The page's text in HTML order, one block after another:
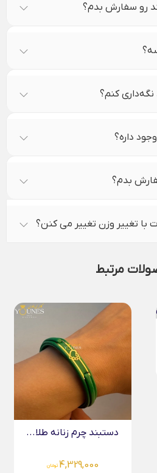
رو سفارش بدم؟
نگه‌داری کنم؟
داره؟
بدم؟
تغییر وزن تغییر می کنن؟
مرتبط
دستبند چرم زنانه طلا...
4,329,000 تومان